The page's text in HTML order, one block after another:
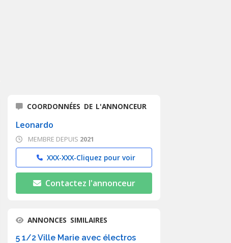
COORDONNÉES DE L'ANNONCEUR
Leonardo
MEMBRE DEPUIS 2021
XXX-XXX-Cliquez pour voir
Contactez l'annonceur
ANNONCES SIMILAIRES
5 1/2 Ville Marie avec électros